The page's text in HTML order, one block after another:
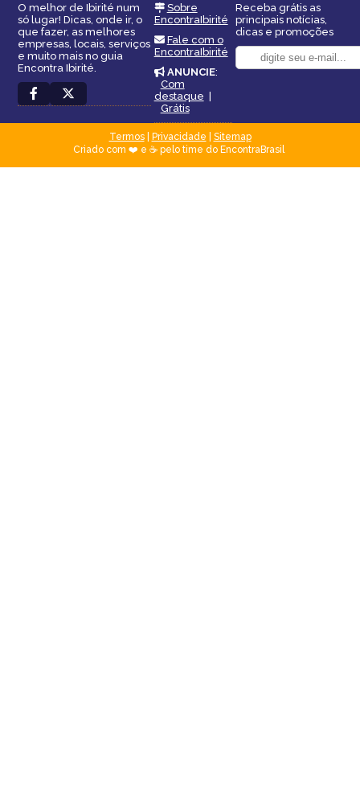
O melhor de Ibirité num
só lugar! Dicas, onde ir, o
que fazer, as melhores
empresas, locais, serviços
e muito mais no guia
Encontra Ibirité.
Sobre
EncontraIbirité
Fale com o
EncontraIbirité
ANUNCIE:
Com
destaque |
Grátis
Receba grátis as
principais notícias,
dicas e promoções
Termos| Privacidade
Sitemap
Criado com ❤️ e ☕ pelo time do EncontraBrasil